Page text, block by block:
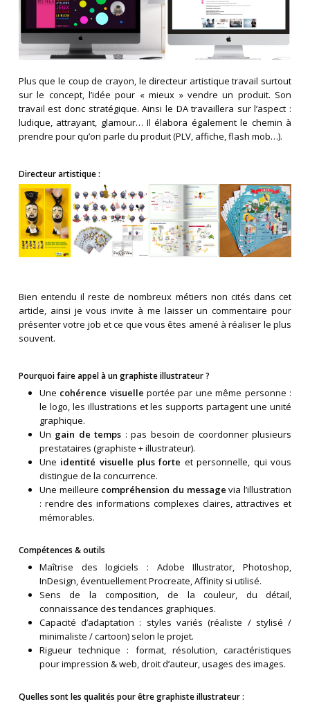
Plus que le coup de crayon, le directeur artistique travail surtout
sur le concept, l’idée pour « mieux » vendre un produit. Son
travail est donc stratégique. Ainsi le DA travaillera sur l’aspect :
ludique, attrayant, glamour… Il élabora également le chemin à
prendre pour qu’on parle du produit (PLV, affiche, flash mob…).
Directeur artistique :
Bien entendu il reste de nombreux métiers non cités dans cet
article, ainsi je vous invite à me laisser un commentaire pour
présenter votre job et ce que vous êtes amené à réaliser le plus
souvent.
Pourquoi faire appel à un graphiste illustrateur ?
Une cohérence visuelle portée par une même personne :
le logo, les illustrations et les supports partagent une unité
graphique.
Un gain de temps : pas besoin de coordonner plusieurs
prestataires (graphiste + illustrateur).
Une identité visuelle plus forte et personnelle, qui vous
distingue de la concurrence.
Une meilleure compréhension du message via l’illustration
: rendre des informations complexes claires, attractives et
mémorables.
Compétences & outils
Maîtrise des logiciels : Adobe Illustrator, Photoshop,
InDesign, éventuellement Procreate, Affinity si utilisé.
Sens de la composition, de la couleur, du détail,
connaissance des tendances graphiques.
Capacité d’adaptation : styles variés (réaliste / stylisé /
minimaliste / cartoon) selon le projet.
Rigueur technique : format, résolution, caractéristiques
pour impression & web, droit d’auteur, usages des images.
Quelles sont les qualités pour être graphiste illustrateur :